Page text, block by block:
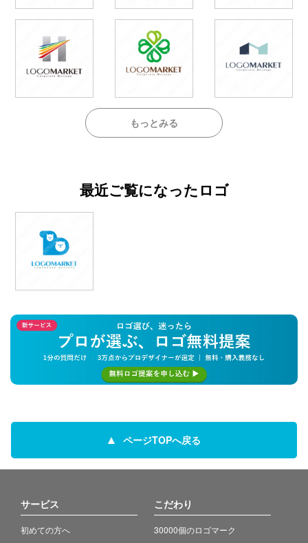
もっとみる
最近ご覧になったロゴ
ページTOPへ戻る
サービス
初めての方へ
こだわり
30000個のロゴマーク